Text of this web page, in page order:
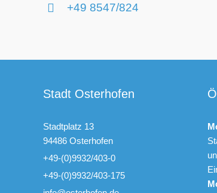
+49 8547/824
Stadt Osterhofen
Stadtplatz 13
94486 Osterhofen
+49-(0)9932/403-0
+49-(0)9932/403-175